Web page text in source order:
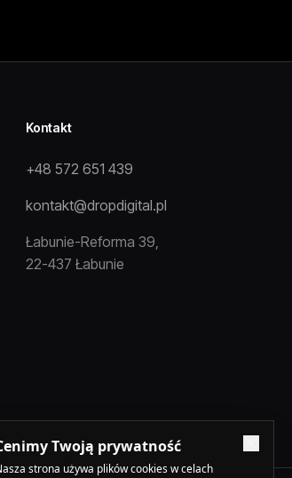
Kontakt
+48 572 651 439
kontakt@dropdigital.pl
Łabunie-Reforma 39,
22-437 Łabunie
Twoją prywatność
strona używa plików cookies w celach